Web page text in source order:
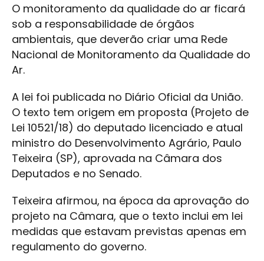
O monitoramento da qualidade do ar ficará
sob a responsabilidade de órgãos
ambientais, que deverão criar uma Rede
Nacional de Monitoramento da Qualidade do
Ar.
A lei foi publicada no Diário Oficial da União.
O texto tem origem em proposta (Projeto de
Lei 10521/18) do deputado licenciado e atual
ministro do Desenvolvimento Agrário, Paulo
Teixeira (SP), aprovada na Câmara dos
Deputados e no Senado.
Teixeira afirmou, na época da aprovação do
projeto na Câmara, que o texto inclui em lei
medidas que estavam previstas apenas em
regulamento do governo.